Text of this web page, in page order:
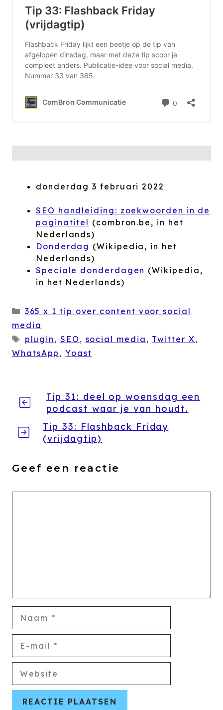
donderdag 3 februari 2022
SEO handleiding: zoekwoorden in de
paginatitel (combron.be, in het
Nederlands)
Donderdag (Wikipedia, in het
Nederlands)
Speciale donderdagen (Wikipedia,
in het Nederlands)
Categorieën
365 x 1 tip over content voor social
media
Tags
plugin , SEO , social media , Twitter X,
WhatsApp ,Yoast
Tip 31: deel op woensdag een
podcast waar je van houdt.
Tip 33: Flashback Friday
(vrijdagtip)
Geef een reactie
mail
Website